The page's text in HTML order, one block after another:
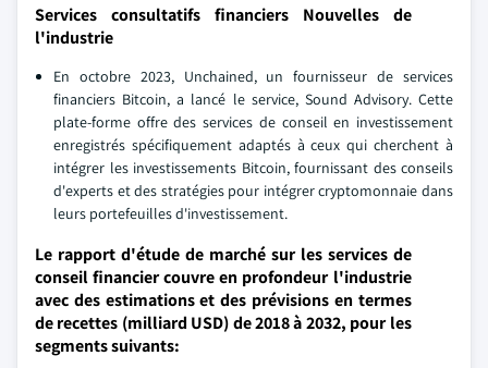
Services consultatifs financiers Nouvelles de
l'industrie
En octobre 2023, Unchained, un fournisseur de services
financiers Bitcoin, a lancé le service, Sound Advisory. Cette
plate-forme offre des services de conseil en investissement
enregistrés spécifiquement adaptés à ceux qui cherchent à
intégrer les investissements Bitcoin, fournissant des conseils
d'experts et des stratégies pour intégrer cryptomonnaie dans
leurs portefeuilles d'investissement.
Le rapport d'étude de marché sur les services de
conseil financier couvre en profondeur l'industrie
avec des estimations et des prévisions en termes
de recettes (milliard USD) de 2018 à 2032, pour les
segments suivants: